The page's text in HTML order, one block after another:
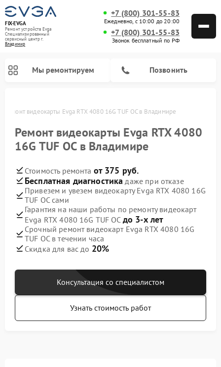
FIX-EVGA
Ремонт устройств Evga
Специализированный
cервисный центр г.
Владимир
+7 (800) 301-55-83
Ежедневно, с 10:00 до 20:00
+7 (800) 301-55-83
Звонок бесплатный по РФ
Мы ремонтируем Позвонить
Ремонт видеокарты Evga RTX 4080 16G TUF OC в Владимире
Ремонт видеокарты Evga RTX 4080
16G TUF OC в Владимире
Стоимость ремонта от 375 руб.
Бесплатная диагностика даже при отказе
Привезем и увезем видеокарту Evga RTX 4080 16G
TUF OC сами
Гарантия на наши работы по ремонту видеокарт
Evga RTX 4080 16G TUF OC до 3-х лет
Срочный ремонт видеокарт Evga RTX 4080 16G
TUF OC в течении часа
Скидка для вас до 20%
Консультация со специалистом
Узнать стоимость работ